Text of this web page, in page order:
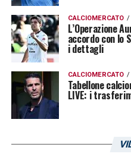
CALCIOMERCATO
L’Operazione
accordo con lo
i dettagli
CALCIOMERCATO
Tabellone
LIVE: i